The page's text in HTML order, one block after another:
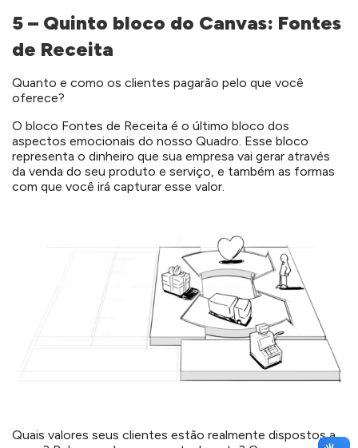
5 – Quinto bloco do Canvas: Fontes
de Receita
Quanto e como os clientes pagarão pelo que você
oferece?
O bloco Fontes de Receita é o último bloco dos
aspectos emocionais do nosso Quadro. Esse bloco
representa o dinheiro que sua empresa vai gerar através
da venda do seu produto e serviço, e também as formas
com que você irá capturar esse valor.
Quais valores seus clientes estão realmente dispostos a